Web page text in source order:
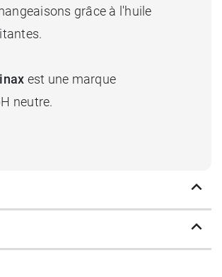
grâce à l'huile
est une marque
neutre.